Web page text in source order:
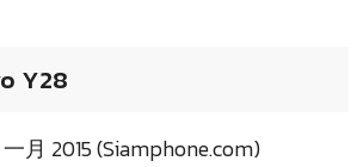
Y28
月 2015 (Siamphone.com)